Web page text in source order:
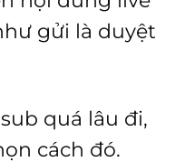
gửi là duyệt
quá lâu đi,
cách đó.